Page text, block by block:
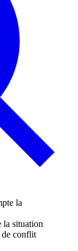
la situation
de conflit